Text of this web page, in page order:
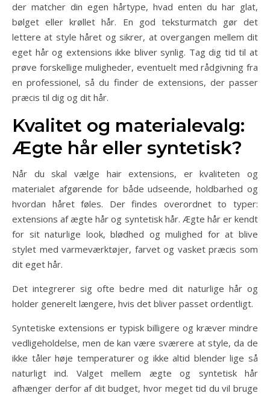
der matcher din egen hårtype, hvad enten du har glat,
bølget eller krøllet hår. En god teksturmatch gør det
lettere at style håret og sikrer, at overgangen mellem dit
eget hår og extensions ikke bliver synlig. Tag dig tid til at
prøve forskellige muligheder, eventuelt med rådgivning fra
en professionel, så du finder de extensions, der passer
præcis til dig og dit hår.
Kvalitet og materialevalg:
Ægte hår eller syntetisk?
Når du skal vælge hair extensions, er kvaliteten og
materialet afgørende for både udseende, holdbarhed og
hvordan håret føles. Der findes overordnet to typer:
extensions af ægte hår og syntetisk hår. Ægte hår er kendt
for sit naturlige look, blødhed og mulighed for at blive
stylet med varmeværktøjer, farvet og vasket præcis som
dit eget hår.
Det integrerer sig ofte bedre med dit naturlige hår og
holder generelt længere, hvis det bliver passet ordentligt.
Syntetiske extensions er typisk billigere og kræver mindre
vedligeholdelse, men de kan være sværere at style, da de
ikke tåler høje temperaturer og ikke altid blender lige så
naturligt ind. Valget mellem ægte og syntetisk hår
afhænger derfor af dit budget, hvor meget tid du vil bruge